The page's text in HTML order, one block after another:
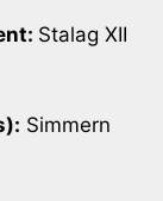
Stalag XII
Simmern